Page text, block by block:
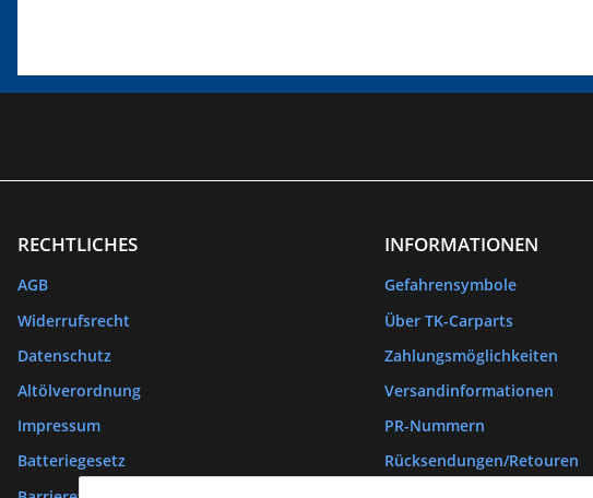
RECHTLICHES
AGB
Widerrufsrecht
Datenschutz
Altölverordnung
Impressum
Batteriegesetz
INFORMATIONEN
Gefahrensymbole
Über TK-Carparts
Zahlungsmöglichkeiten
Versandinformationen
PR-Nummern
Rücksendungen/Retouren